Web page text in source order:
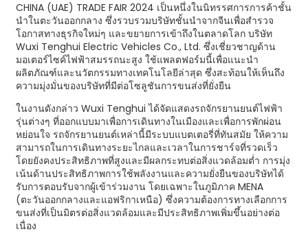
CHINA (UAE) TRADE FAIR 2024 เป็นหนึ่งในนิทรรศการการค้าชั้น
นำในตะวันออกกลาง ซึ่งรวบรวมบริษัทชั้นนำจากจีนเพื่อสำรวจ
โอกาสทางธุรกิจใหม่ๆ และขยายการเข้าถึงในตลาดโลก บริษัท
Wuxi Tenghui Electric Vehicles Co., Ltd. ซึ่งเชี่ยวชาญด้าน
มอเตอร์ไซค์ไฟฟ้าสมรรถนะสูง ใช้แพลตฟอร์มนี้เพื่อแนะนำ
ผลิตภัณฑ์และนวัตกรรมทางเทคโนโลยีล่าสุด ซึ่งสะท้อนให้เห็นถึง
ความมุ่งมั่นของบริษัทที่มีต่อโซลูชันการขนส่งที่ยั่งยืน
ในงานดังกล่าว Wuxi Tenghui ได้จัดแสดงรถจักรยานยนต์ไฟฟ้า
รุ่นต่างๆ ที่ออกแบบมาเพื่อการเดินทางในเมืองและเพื่อการพักผ่อน
หย่อนใจ รถจักรยานยนต์เหล่านี้มีระบบแบตเตอรี่ที่ทันสมัย ​​ให้ความ
สามารถในการเดินทางระยะไกลและเวลาในการชาร์จที่รวดเร็ว
โดยยังคงประสิทธิภาพที่สูงและมีผลกระทบต่อสิ่งแวดล้อมต่ำ การมุ่ง
เน้นด้านประสิทธิภาพการใช้พลังงานและความยั่งยืนของบริษัทได้
รับการตอบรับจากผู้เข้าร่วมงาน โดยเฉพาะในภูมิภาค MENA
(ตะวันออกกลางและแอฟริกาเหนือ) ซึ่งความต้องการทางเลือกการ
ขนส่งที่เป็นมิตรต่อสิ่งแวดล้อมและมีประสิทธิภาพเพิ่มขึ้นอย่างต่อ
เนื่อง